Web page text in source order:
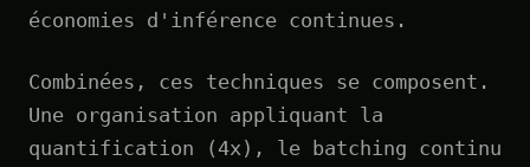
économies d'inférence continues.
Combinées, ces techniques se composent.
Une organisation appliquant la
quantification (4x), le batching continu